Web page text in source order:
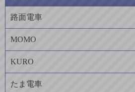
路面電車
MOMO
KURO
たま電車